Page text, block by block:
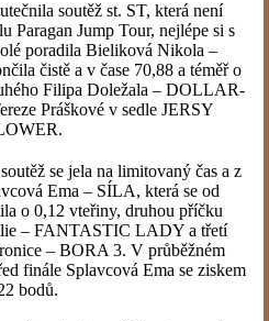
soutěž st. ST, která není
Paragan Jump Tour, nejlépe si s
poradila Bieliková Nikola –
čistě a v čase 70,88 a téměř o
Filipa Doležala – DOLLAR-
Práškové v sedle JERSY
se jela na limitovaný čas a z
Ema – SÍLA, která se od
o 0,12 vteřiny, druhou příčku
– FANTASTIC LADY a třetí
– BORA 3. V průběžném
finále Splavcová Ema se ziskem
bodů.